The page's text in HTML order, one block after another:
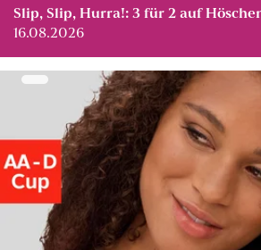
Slip, Slip, Hurra!: 3 für 2 auf
16.08.2026